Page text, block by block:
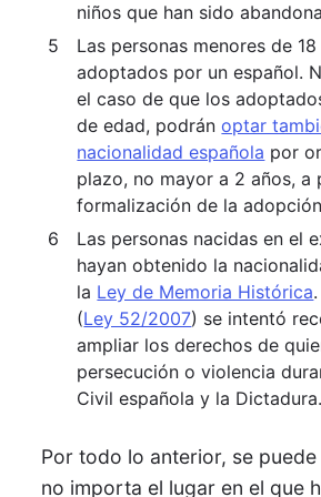
niños que han sido
Las personas menores de
adoptados por un español.
el caso de que los
de edad, podránoptar
nacionalidad española por
plazo, no mayor a 2 años, a
formalización de la
Las personas nacidas en el
hayan obtenido la
la Ley de Memoria Histórica
(Ley 52/2007) se intentó
ampliar los derechos de
persecución o violencia
Civil española y la Dictadura.
Por todo lo anterior, se
no importa el lugar en el que